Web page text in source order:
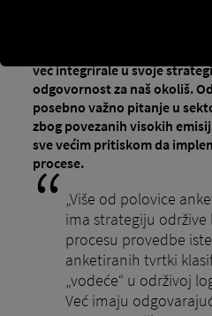
Održivost je trenutno vruća
već integrirale u svoje
odgovornost za naš okoliš.
posebno važno pitanje u
zbog povezanih visokih
sve većim pritiskom da
procese.
„Više od polovice
ima strategiju održive
procesu provedbe
anketiranih tvrtki
„vodeće“ u održivoj
Već imaju